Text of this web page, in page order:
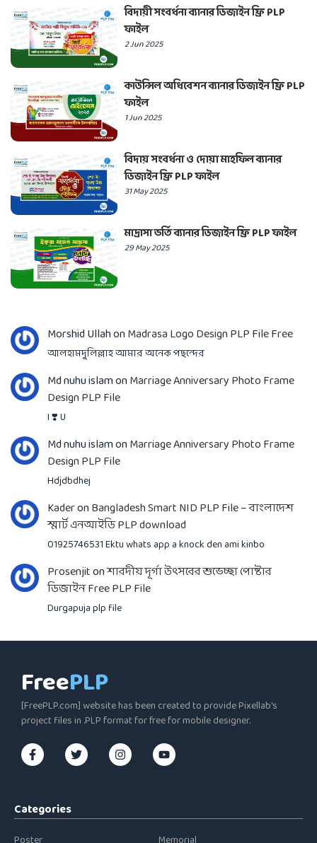
বিদায়ী সংবর্ধনা ব্যানার ডিজাইন ফ্রি PLP
ফাইল
2 Jun 2025
কাউন্সিল অধিবেশন ব্যানার ডিজাইন ফ্রি PLP
ফাইল
1 Jun 2025
বিদায় সংবর্ধনা ও দোয়া মাহফিল ব্যানার
ডিজাইন ফ্রি PLP ফাইল
31 May 2025
মাদ্রাসা ভর্তি ব্যানার ডিজাইন ফ্রি PLP ফাইল
29 May 2025
Morshid UllahonMadrasa Logo Design PLP File Free
আলহামদুলিল্লাহ আমার অনেক পছন্দের
Md nuhu islamonMarriage Anniversary Photo Frame
Design PLP File
I ❣️ U
Md nuhu islamonMarriage Anniversary Photo Frame
Design PLP File
Hdjdbdhej
KaderonBangladesh Smart NID PLP File – বাংলাদেশ
স্মার্ট এনআইডি PLP download
01925746531 Ektu whats app a knock den ami kinbo
Prosenjitonশারদীয় দূর্গা উৎসবের শুভেচ্ছা পোষ্টার
ডিজাইন Free PLP File
Durgapuja plp file
FreePLP
[FreePLP.com] website has been created to provide Pixellab's
project files in .PLP format for free for mobile designer.
Categories